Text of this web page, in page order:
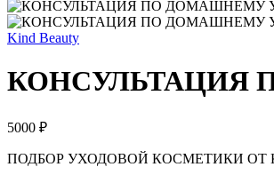
Kind Beauty
КОНСУЛЬТАЦИЯ
5000 ₽
ПОДБОР УХОДОВОЙ КОСМЕТИКИ ОТ